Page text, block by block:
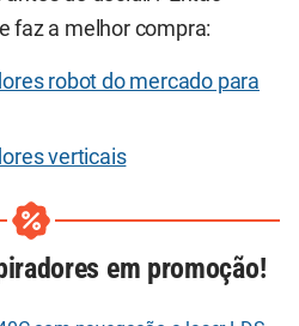
faz a melhor compra:
robot do mercado para
verticais
em promoção!